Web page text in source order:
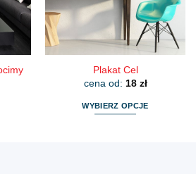
na
stronie
produktu
Plakat Cel
cena od: 18 zł
WYBIERZ OPCJE